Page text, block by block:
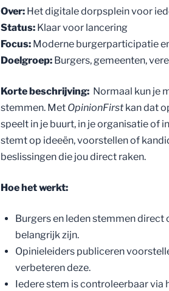
Over: Het digitale dorpsplein voor
Status:Klaar voor lancering
Focus:Moderne burgerparticipatie
Doelgroep:Burgers, gemeenten,
Korte beschrijving: Normaal kun je
stemmen. Met OpinionFirstkan dat
speelt in je buurt, in je organisatie of
stemt op ideeën, voorstellen of
beslissingen die jou direct raken.
Hoe het werkt:
Burgers en leden stemmen
belangrijk zijn.
Opinieleiders publiceren
verbeteren deze.
Iedere stem is controleerbaar via